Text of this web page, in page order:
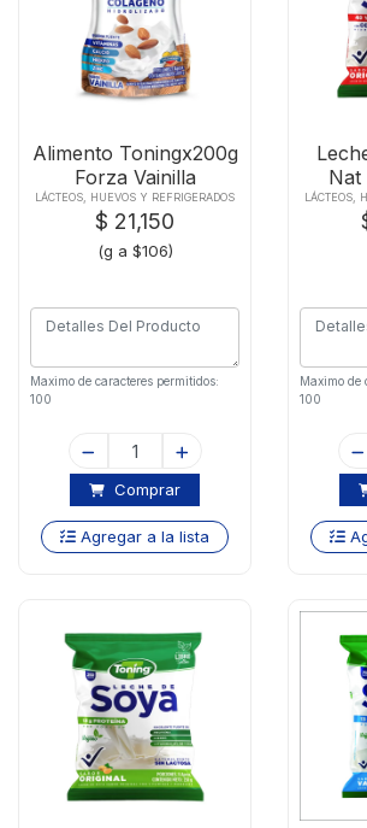
Alimento Toningx200g
Forza Vainilla
LÁCTEOS, HUEVOS Y REFRIGERADOS
$ 21,150
(g a $106)
Maximo de caracteres permitidos:
100
Comprar
Agregar a la lista
Nat
LÁCTEOS,
Maximo de
100